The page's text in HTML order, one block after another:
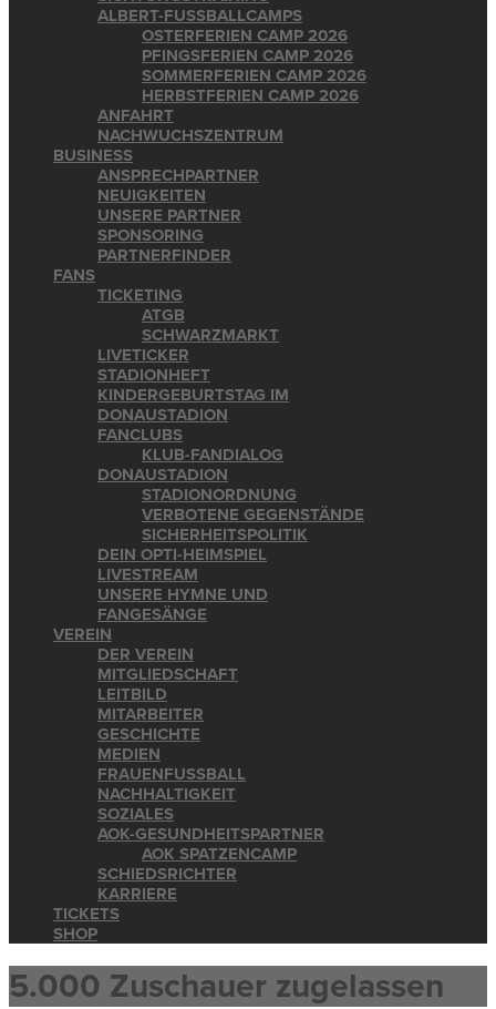
ALBERT-FUSSBALLCAMPS
OSTERFERIEN CAMP 2026
PFINGSFERIEN CAMP 2026
SOMMERFERIEN CAMP 2026
HERBSTFERIEN CAMP 2026
ANFAHRT
NACHWUCHSZENTRUM
BUSINESS
ANSPRECHPARTNER
NEUIGKEITEN
UNSERE PARTNER
SPONSORING
PARTNERFINDER
FANS
TICKETING
ATGB
SCHWARZMARKT
LIVETICKER
STADIONHEFT
KINDERGEBURTSTAG IM
DONAUSTADION
FANCLUBS
KLUB-FANDIALOG
DONAUSTADION
STADIONORDNUNG
VERBOTENE GEGENSTÄNDE
SICHERHEITSPOLITIK
DEIN OPTI-HEIMSPIEL
LIVESTREAM
UNSERE HYMNE UND
FANGESÄNGE
VEREIN
DER VEREIN
MITGLIEDSCHAFT
LEITBILD
MITARBEITER
GESCHICHTE
MEDIEN
FRAUENFUSSBALL
NACHHALTIGKEIT
SOZIALES
AOK-GESUNDHEITSPARTNER
AOK SPATZENCAMP
SCHIEDSRICHTER
KARRIERE
TICKETS
SHOP
5.000 Zuschauer zugelassen